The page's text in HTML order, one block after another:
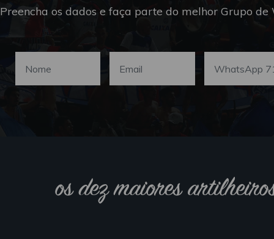
Preencha os dados e faça parte do melhor Grupo
os dez maiores